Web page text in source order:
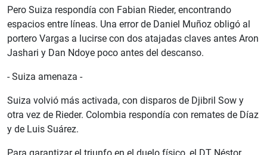
Pero Suiza respondía con Fabian Rieder, encontrando
espacios entre líneas. Una error de Daniel Muñoz obligó al
portero Vargas a lucirse con dos atajadas claves antes Aron
Jashari y Dan Ndoye poco antes del descanso.
- Suiza amenaza -
Suiza volvió más activada, con disparos de Djibril Sow y
otra vez de Rieder. Colombia respondía con remates de Díaz
y de Luis Suárez.